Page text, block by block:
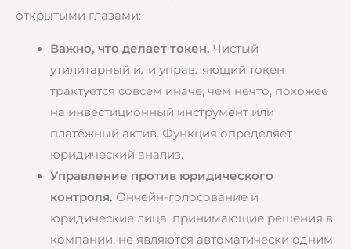
открытыми глазами:
Важно, что делает токен. Чистый
утилитарный или управляющий токен
трактуется совсем иначе, чем нечто, похожее
на инвестиционный инструмент или
платёжный актив. Функция определяет
юридический анализ.
Управление против юридического
контроля. Ончейн-голосование и
юридические лица, принимающие решения в
компании, не являются автоматически одним